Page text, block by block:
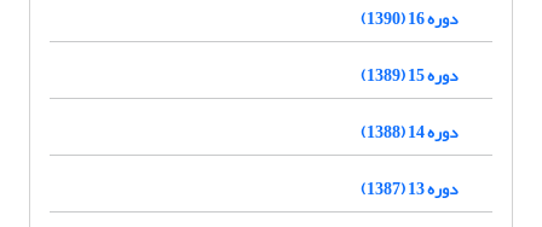
دوره 16 (1390)
دوره 15 (1389)
دوره 14 (1388)
دوره 13 (1387)